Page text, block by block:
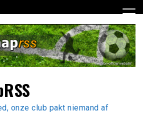
onze club pakt niemand af